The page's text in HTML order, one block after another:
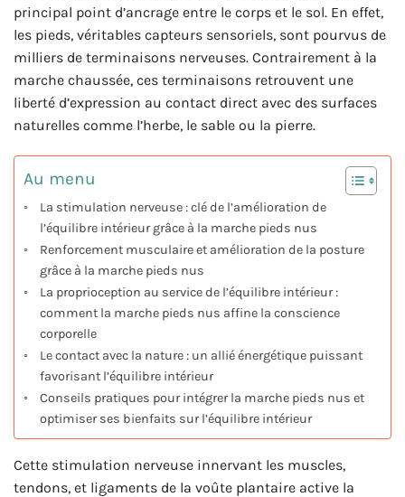
principal point d’ancrage entre le corps et le sol. En effet,
les pieds, véritables capteurs sensoriels, sont pourvus de
milliers de terminaisons nerveuses. Contrairement à la
marche chaussée, ces terminaisons retrouvent une
liberté d’expression au contact direct avec des surfaces
naturelles comme l’herbe, le sable ou la pierre.
Au menu
La stimulation nerveuse : clé de l’amélioration de
l’équilibre intérieur grâce à la marche pieds nus
Renforcement musculaire et amélioration de la posture
grâce à la marche pieds nus
La proprioception au service de l’équilibre intérieur :
comment la marche pieds nus affine la conscience
corporelle
Le contact avec la nature : un allié énergétique puissant
favorisant l’équilibre intérieur
Conseils pratiques pour intégrer la marche pieds nus et
optimiser ses bienfaits sur l’équilibre intérieur
Cette stimulation nerveuse innervant les muscles,
tendons, et ligaments de la voûte plantaire active la